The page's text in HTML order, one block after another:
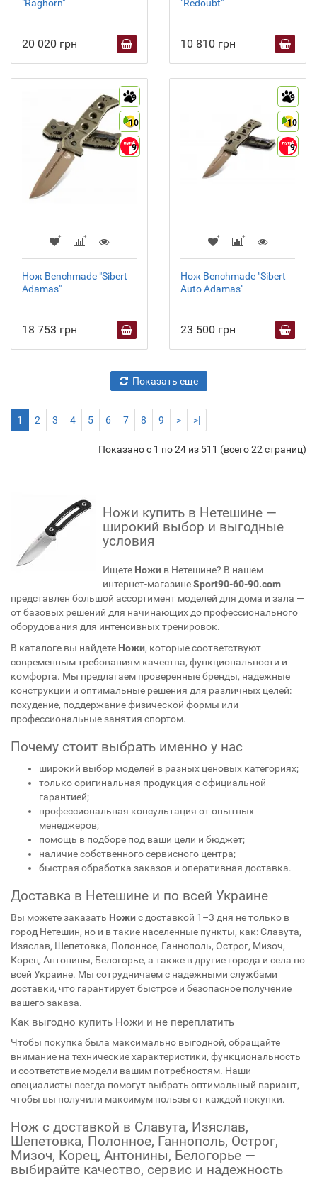
"Raghorn"
20 020 грн
"Redoubt"
10 810 грн
9
10
9
Нож Benchmade "Sibert
Adamas"
18 753 грн
9
10
9
Нож Benchmade "Sibert
Auto Adamas"
23 500 грн
Показать еще
1 2 3 4 5 6 7 8 9 > >|
Показано с 1 по 24 из 511 (всего 22 страниц)
Ножи купить в Нетешине —
широкий выбор и выгодные
условия
Ищете Ножи в Нетешине? В нашем
интернет-магазинеSport90-60-90.com
представлен большой ассортимент моделей для дома и зала —
от базовых решений для начинающих до профессионального
оборудования для интенсивных тренировок.
В каталоге вы найдете Ножи, которые соответствуют
современным требованиям качества, функциональности и
комфорта. Мы предлагаем проверенные бренды, надежные
конструкции и оптимальные решения для различных целей:
похудение, поддержание физической формы или
профессиональные занятия спортом.
Почему стоит выбрать именно у нас
широкий выбор моделей в разных ценовых категориях;
только оригинальная продукция с официальной
гарантией;
профессиональная консультация от опытных
менеджеров;
помощь в подборе под ваши цели и бюджет;
наличие собственного сервисного центра;
быстрая обработка заказов и оперативная доставка.
Доставка в Нетешине и по всей Украине
Вы можете заказать Ножис доставкой 1–3 дня не только в
город Нетешин, но и в такие населенные пункты, как: Славута,
Изяслав, Шепетовка, Полонное, Ганнополь, Острог, Мизоч,
Корец, Антонины, Белогорье, а также в другие города и села по
всей Украине. Мы сотрудничаем с надежными службами
доставки, что гарантирует быстрое и безопасное получение
вашего заказа.
Как выгодно купить Ножи и не переплатить
Чтобы покупка была максимально выгодной, обращайте
внимание на технические характеристики, функциональность
и соответствие модели вашим потребностям. Наши
специалисты всегда помогут выбрать оптимальный вариант,
чтобы вы получили максимум пользы от каждой покупки.
Нож с доставкой в Славута, Изяслав,
Шепетовка, Полонное, Ганнополь, Острог,
Мизоч, Корец, Антонины, Белогорье —
выбирайте качество, сервис и надежность